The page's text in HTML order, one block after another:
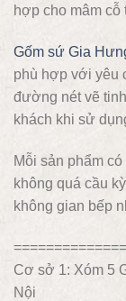
hợp cho mâm cỗ
Gốm sứ Gia
phù hợp với yêu
đường nét vẽ
khách khi sử
Mỗi sản phẩm
không quá cầu
không gian bếp
Cơ sở 1: Xóm 5
Nội